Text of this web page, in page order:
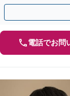
ートをお手伝いさせ
電話でお問